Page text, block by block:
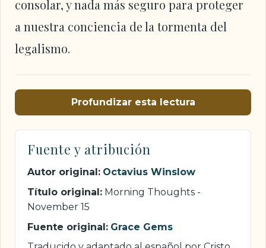
consolar, y nada más seguro para proteger
a nuestra conciencia de la tormenta del
legalismo.
Profundizar esta lectura
Fuente y atribución
Autor original: Octavius Winslow
Título original: Morning Thoughts -
November 15
Fuente original: Grace Gems